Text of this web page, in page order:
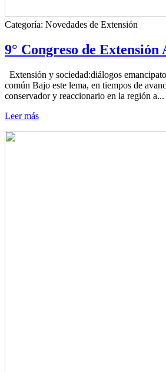
Categoría: Novedades de Extensión
9° Congreso de Extensión
Extensión y sociedad:diálogos
común Bajo este lema, en tiempos de
conservador y reaccionario en la región a...
Leer más